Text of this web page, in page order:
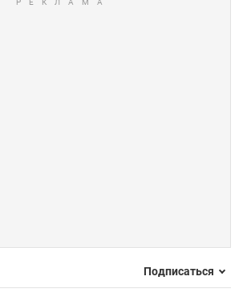
Подписаться